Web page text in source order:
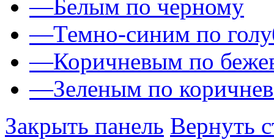
—Белым по черному
—Темно-синим по
—Коричневым по
—Зеленым по
Закрыть панель Вернуть